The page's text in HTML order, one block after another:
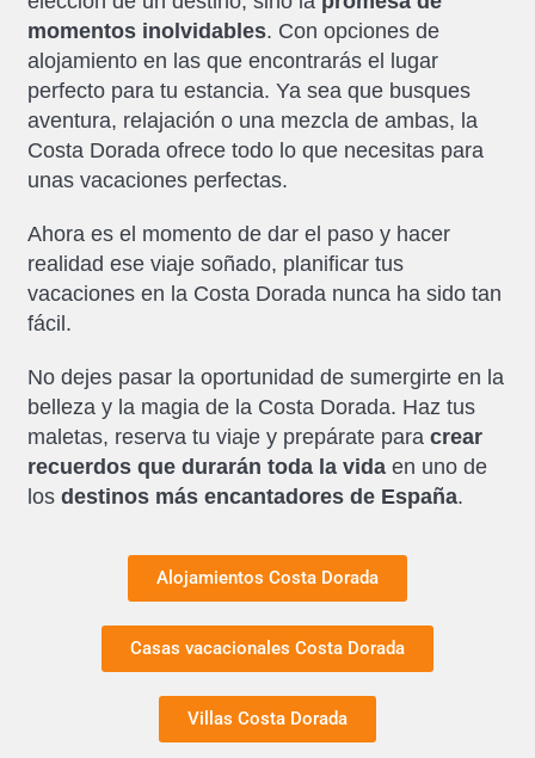
momentos inolvidables. Con opciones de
alojamiento en las que encontrarás el lugar
perfecto para tu estancia. Ya sea que busques
aventura, relajación o una mezcla de ambas, la
Costa Dorada ofrece todo lo que necesitas para
unas vacaciones perfectas.
Ahora es el momento de dar el paso y hacer
realidad ese viaje soñado, planificar tus
vacaciones en la Costa Dorada nunca ha sido tan
fácil.
No dejes pasar la oportunidad de sumergirte en la
belleza y la magia de la Costa Dorada. Haz tus
maletas, reserva tu viaje y prepárate para crear
recuerdos que durarán toda la vidaen uno de
los destinos más encantadores de España.
Alojamientos Costa Dorada
Casas vacacionales Costa Dorada
Villas Costa Dorada